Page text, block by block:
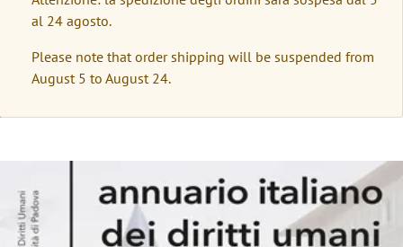
e
s
s
a
i
o
al 24 agosto.
Please note that order shipping will be suspended from
August 5 to August 24.